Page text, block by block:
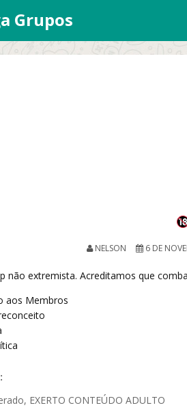
Grupos
NELSON 6 DE
não extremista. Acreditamos que
aos Membros
EXERTO CONTEÚDO ADULTO